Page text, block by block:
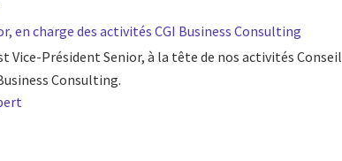
en charge des activités CGI Business Consulting
Vice-Président Senior, à la tête de nos activités Conseil
Consulting.